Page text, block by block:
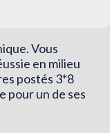
Vous
en milieu
postés 3*8
pour un de ses